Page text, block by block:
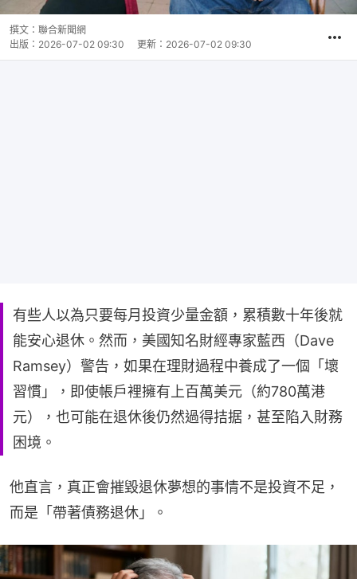
撰文： 聯合新聞網
出版： 2026-07-02 09:30 更新： 2026-07-02 09:30
有些人以為只要每月投資少量金額，累積數十年後就
能安心退休。然而，美國知名財經專家藍西（Dave
Ramsey）警告，如果在理財過程中養成了一個「壞
習慣」，即使帳戶裡擁有上百萬美元（約780萬港
元），也可能在退休後仍然過得拮据，甚至陷入財務
困境。
他直言，真正會摧毀退休夢想的事情不是投資不足，
而是「帶著債務退休」。